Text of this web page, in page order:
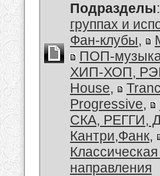
Подразделы:
группах и
Фан-клубы,
ПОП-
ХИП-ХОП,
House,
Progressive,
СКА, РЕГГИ,
Кантри,Фанк,
направления